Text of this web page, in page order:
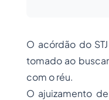
O acórdão do
tomado ao
com o réu.
O ajuizamento